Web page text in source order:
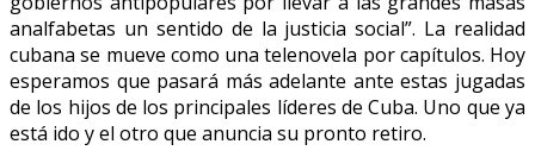
analfabetas un sentido de la justicia social”. La realidad
cubana se mueve como una telenovela por capítulos. Hoy
esperamos que pasará más adelante ante estas jugadas
de los hijos de los principales líderes de Cuba. Uno que ya
está ido y el otro que anuncia su pronto retiro.